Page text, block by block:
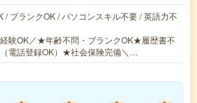
/ ブランクOK / パソコンスキル不要 / 英語力不
験OK／★年齢不問・ブランクOK★履歴書不
電話登録OK）★社会保険完備＼…